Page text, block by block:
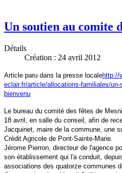
Un soutien au comite
Détails
Création : 24 avril 2012
Article paru dans la presse localehttp://
eclair.fr/article/allocations-familiales/
bienvenu
Le bureau du comité des fêtes de
18 avril, en salle du conseil, afin de
Jacquinet, maire de la commune, une
Crédit Agricole de Pont-Sainte-Marie.
Jérome Pierron, directeur de l'agence
son établissement qui l'a conduit,
associations des quatorze communes